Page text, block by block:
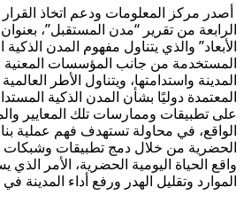
أصدر مركز المعلومات ودعم اتخاذ
الرابعة من تقرير “مدن المستقبل”،
الأبعاد” والذي يتناول مفهوم المدن
المستخدمة من جانب المؤسسات المعنية
المدينة واستدامتها، ويتناول الأطر
المعتمدة دوليًا بشأن المدن الذكية
على تطبيقات وممارسات تلك المعايير
الواقع، في محاولة تستهدف فهم عملية
الحضرية من خلال دمج تطبيقات وشبكات
واقع الحياة اليومية الحضرية، الأمر
الموارد وتقليل الهدر ورفع أداء المدينة في